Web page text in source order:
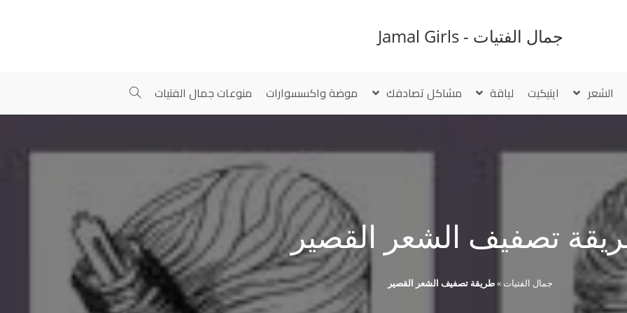
جمال الفتيات - Jamal Girls
الشعر ايتيكيت لياقة مشاكل تصادفك موضة واكسسوارات منوعات جمال الفتيات
تصفيف الشعر القصير
جمال الفتيات »طريقة تصفيف الشعر القصير